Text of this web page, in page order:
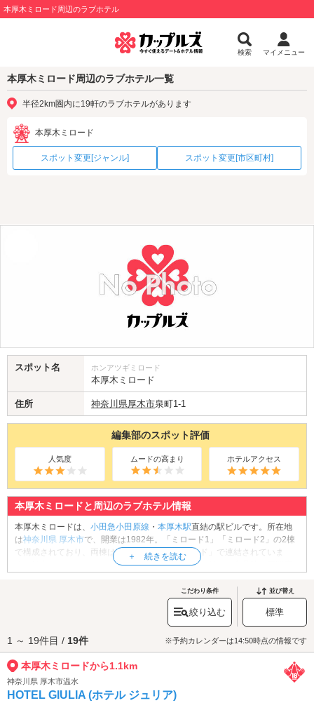
本厚木ミロード周辺のラブホテル
検索 マイメニュー
本厚木ミロード周辺のラブホテル一覧
半径2km圏内に19軒のラブホテルがあります
本厚木ミロード
スポット変更[ジャンル] スポット変更[市区町村]
スポット名 ホンアツギミロード
本厚木ミロード
住所 神奈川県厚木市泉町1-1
編集部のスポット評価
人気度 ムードの高まり ホテルアクセス
本厚木ミロードと周辺のラブホテル情報
本厚木ミロードは、 小田急小田原線 ・ 本厚木駅直結の駅ビルです。所在地
は神奈川県 厚木市で、開業は1982年。「ミロード1」「ミロード2」の2棟
で構成されており、両棟は連絡通路「スカイロード」で連結されていま
す。館内にはファッション、コスメ、雑貨、インテリア、食品等の専門店
ショップも充実しています。また、ミロード1の地下1階の食品フロア「ミ
ロードフードマーケット」は品揃えが豊富だと好評です。駅の改札で待ち
合わせて、ショッピングデートをお楽しみください。
厚木インター・本厚木・海老名エリアのラブホテル
からもアクセスが便利です。
こだわり条件
絞り込む
並び替え
標準
1 ～ 19件目 / 19件 ※予約カレンダーは14:50時点の情報です
本厚木ミロードから1.1km
神奈川県 厚木市温水
HOTEL GIULIA (ホテル ジュリア)